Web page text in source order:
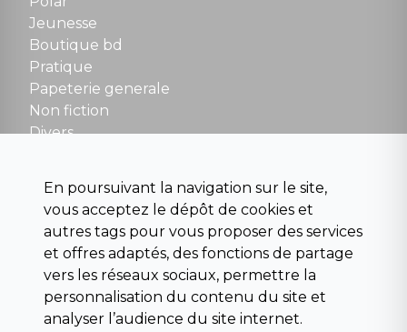
Fermé le dimanche en Juillet et Août
NOUS CONTACTER
contact@la-griffe-noire.com
Jeunesse
Boutique bd
Pratique
Papeterie generale
Non fiction
Divers
Para scolaire
Histoire
Pochoteque
Pleiade
En poursuivant la navigation sur le site,
vous acceptez le dépôt de cookies et
autres tags pour vous proposer des services
et offres adaptés, des fonctions de partage
vers les réseaux sociaux, permettre la
personnalisation du contenu du site et
analyser l’audience du site internet.